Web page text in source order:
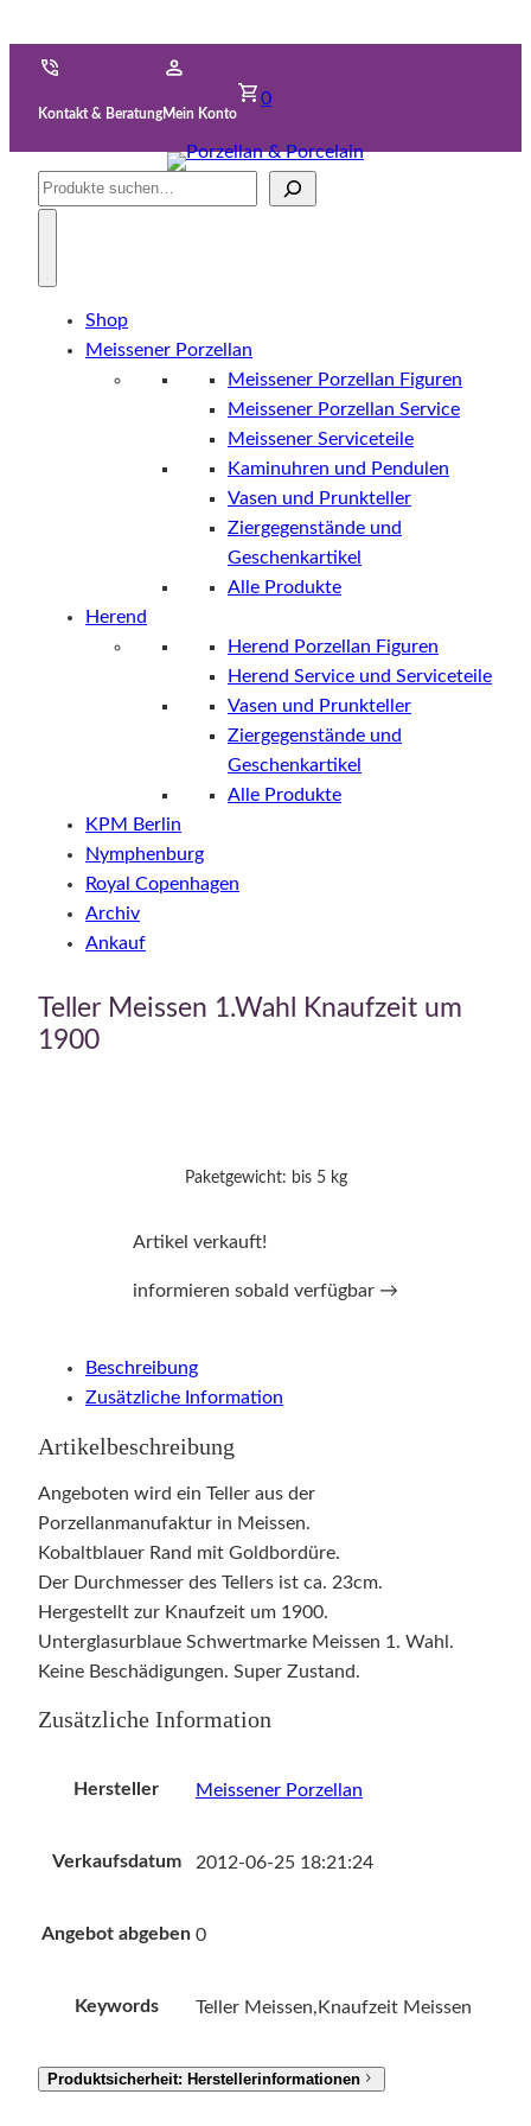
Kontakt & BeratungMein Konto
0
Suche
Shop
Meissener Porzellan
Meissener Porzellan Figuren
Meissener Porzellan Service
Meissener Serviceteile
Kaminuhren und Pendulen
Vasen und Prunkteller
Ziergegenstände und
Geschenkartikel
Alle Produkte
Herend
Herend Porzellan Figuren
Herend Service und Serviceteile
Vasen und Prunkteller
Ziergegenstände und
Geschenkartikel
Alle Produkte
KPM Berlin
Nymphenburg
Royal Copenhagen
Archiv
Ankauf
Teller Meissen 1.Wahl Knaufzeit um
1900
Paketgewicht: bis 5 kg
Artikel verkauft!
informieren sobald verfügbar →
Beschreibung
Zusätzliche Information
Artikelbeschreibung
Angeboten wird ein Teller aus der
Porzellanmanufaktur in Meissen.
Kobaltblauer Rand mit Goldbordüre.
Der Durchmesser des Tellers ist ca. 23cm.
Hergestellt zur Knaufzeit um 1900.
Unterglasurblaue Schwertmarke Meissen 1. Wahl.
Keine Beschädigungen. Super Zustand.
Zusätzliche Information
Hersteller Meissener Porzellan
Verkaufsdatum 2012-06-25 18:21:24
Angebot abgeben 0
Keywords Teller Meissen,Knaufzeit Meissen
Produktsicherheit: Herstellerinformationen